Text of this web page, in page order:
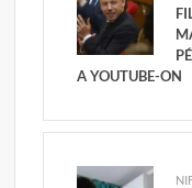
A YOUTUBE-ON